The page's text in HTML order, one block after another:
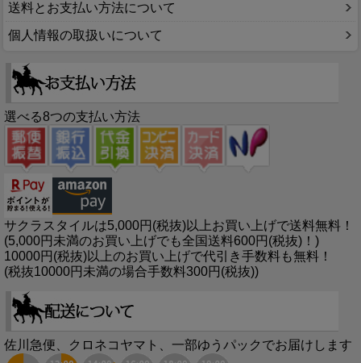
送料とお支払い方法について
個人情報の取扱いについて
選べる8つの支払い方法
サクラスタイルは5,000円(税抜)以上お買い上げで送料無料！
(5,000円未満のお買い上げでも全国送料600円(税抜)！)
10000円(税抜)以上のお買い上げで代引き手数料も無料！
(税抜10000円未満の場合手数料300円(税抜))
佐川急便、クロネコヤマト、一部ゆうパックでお届けします